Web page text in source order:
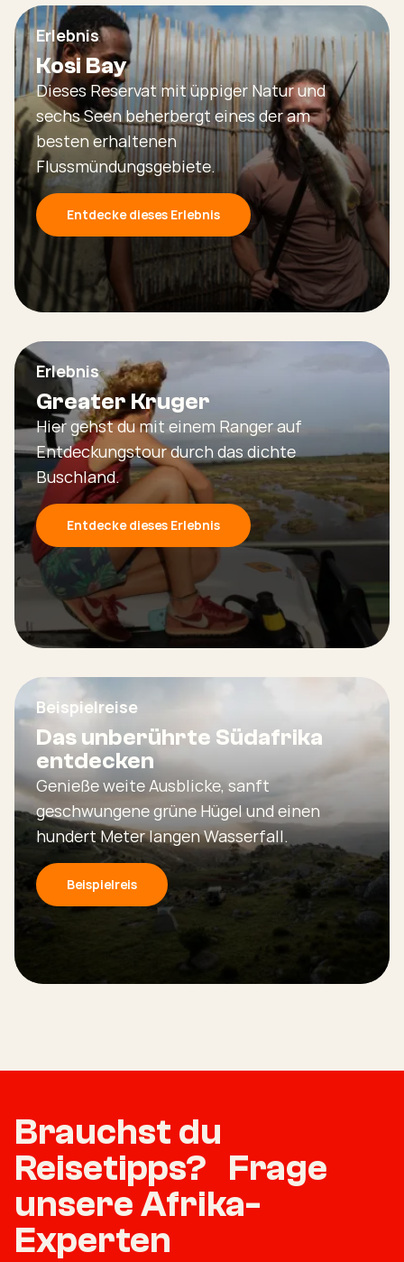
Erlebnis
Kosi Bay
Dieses Reservat mit üppiger Natur und
sechs Seen beherbergt eines der am
besten erhaltenen
Flussmündungsgebiete.
Entdecke dieses Erlebnis
Erlebnis
Greater Kruger
Hier gehst du mit einem Ranger auf
Entdeckungstour durch das dichte
Buschland.
Entdecke dieses Erlebnis
Beispielreise
Das unberührte Südafrika
entdecken
Genieße weite Ausblicke, sanft
geschwungene grüne Hügel und einen
hundert Meter langen Wasserfall.
Beispielreis
Brauchst du
Reisetipps? Frage
unsere Afrika-
Experten